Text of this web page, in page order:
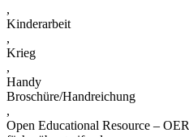
,
Kinderarbeit
,
Krieg
,
Handy
Broschüre/Handreichung
,
Open Educational Resource – OER